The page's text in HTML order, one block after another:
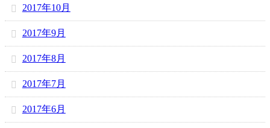
2017年10月
2017年9月
2017年8月
2017年7月
2017年6月